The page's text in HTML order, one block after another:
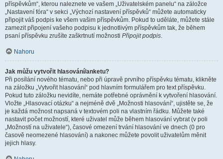
příspěvkům“, kterou naleznete ve vašem „Uživatelském panelu“ na záložce
„Nastavení fóra“ v sekci „Výchozí nastavení příspěvků“ můžete automaticky
připojit váš podpis ke všem vašim příspěvkům. Pokud to uděláte, můžete stále
zamezit připojení vašeho podpisu k jednotlivým příspěvkům tak, že během
psaní příspěvku zrušíte zaškrtnutí možnosti Připojit podpis.
Nahoru
Jak můžu vytvořit hlasování/anketu?
Při posílání nového tématu, nebo při úpravě prvního příspěvku tématu, klikněte
na záložku „Vytvořit hlasování“ pod hlavním formulářem pro text příspěvku.
Pokud tuto záložku nevidíte, nemáte potřebné oprávnění k vytvoření hlasování.
Vložte „Hlasovací otázku“ a nejméně dvě „Možnosti hlasování“, ujistěte se, že
je každá možnost napsaná v textovém poli na vlastním řádku. Můžete také
nastavit počet možností, které uživatel může během hlasování vybrat (v poli
„Možností na uživatele“), časové omezení trvání hlasování ve dnech (0 pro
časově neomezené hlasování) a nakonec můžete povolit uživatelům měnit
jejich hlasy.